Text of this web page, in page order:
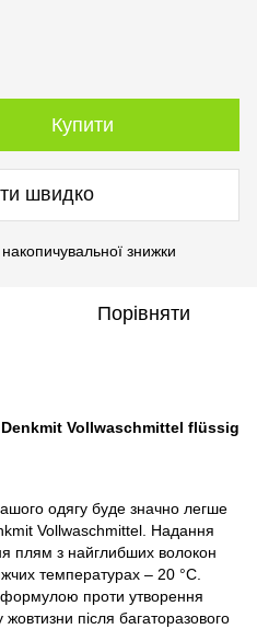
Купити
швидко
знижки
Порівняти
Vollwaschmittel flüssig
одягу буде значно легше
Vollwaschmittel. Надання
плям з найглибших волокон
температурах – 20 °C.
формулою проти утворення
після багаторазового